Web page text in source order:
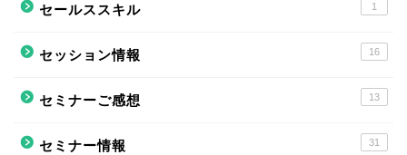
セールススキル 1
セッション情報 16
セミナーご感想 13
セミナー情報 31